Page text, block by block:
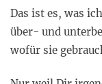
Das ist es, was
über- und
wofür sie